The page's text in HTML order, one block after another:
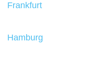
Frankfurt
Hamburg